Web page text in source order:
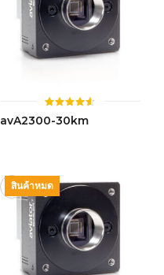
ให้
คะแนน
avA2300-30km
สินค้าหมด